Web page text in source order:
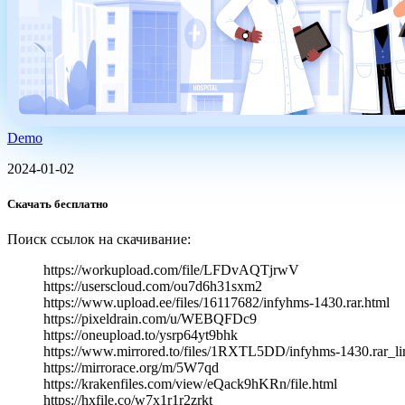
Demo
2024-01-02
Скачать бесплатно
Поиск ссылок на скачивание:
https://workupload.com/file/LFDvAQTjrwV
https://userscloud.com/ou7d6h31sxm2
https://www.upload.ee/files/16117682/infyhms-1430.rar.html
https://pixeldrain.com/u/WEBQFDc9
https://oneupload.to/ysrp64yt9bhk
https://www.mirrored.to/files/1RXTL5DD/infyhms-
https://mirrorace.org/m/5W7qd
https://krakenfiles.com/view/eQack9hKRn/file.html
https://hxfile.co/w7x1r1r2zrkt